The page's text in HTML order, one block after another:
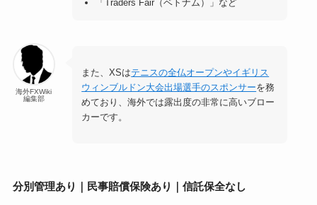
「Traders Fair（ベトナム）」など
海外FXWiki
編集部
また、XSはテニスの全仏オープンやイギリス
ウィンブルドン大会出場選手のスポンサーを務
めており、海外では露出度の非常に高いブロー
カーです。
分別管理あり｜民事賠償保険あり｜信託保全なし